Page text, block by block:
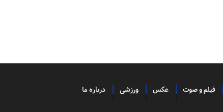
فیلم و صوت عکس ورزشی درباره ما